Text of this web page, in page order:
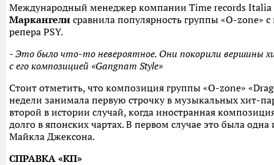
Международный менеджер компании Time records Italia
Маркангели сравнила популярность группы «O-zone»
репера PSY.
- Это было что-то невероятное. Они покорили вершины
с его композицией «Gangnam Style»
Стоит отметить, что композиция группы «O-zone»
недели занимала первую строчку в музыкальных хит-
второй в истории случай, когда иностранная
долго в японских чартах. В первом случае это была
Майкла Джексона.
СПРАВКА «КП»